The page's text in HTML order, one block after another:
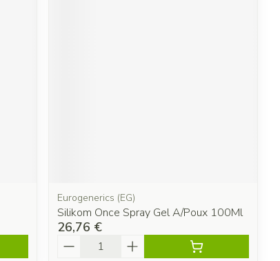
Eurogenerics (EG)
Silikom Once Spray Gel A/Poux 100Ml
26,76 €
Quantité